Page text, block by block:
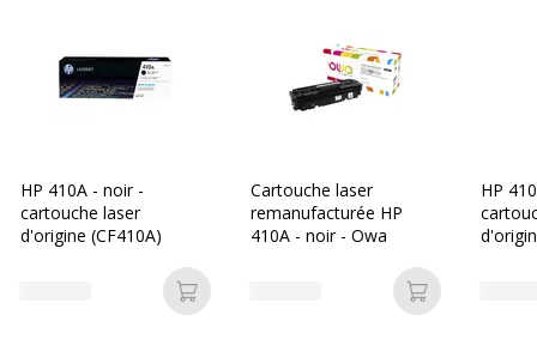
Caractéristiques générales
Caractéristiques générales
Catégorie de
consommable
Cartouches
Couleur de l'article
HP 410A - noir -
cartouche laser
d'origine (CF410A)
Ajouter au panier
Cartouche laser
remanufacturée HP
410A - noir - Owa
Ajouter au
HP